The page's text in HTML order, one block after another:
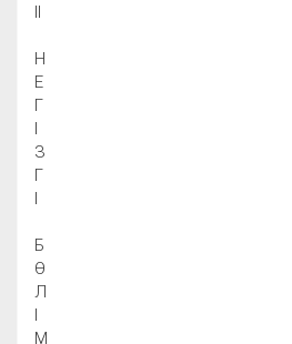
II
Н
Е
Г
І
З
Г
І
Б
Ө
Л
І
М